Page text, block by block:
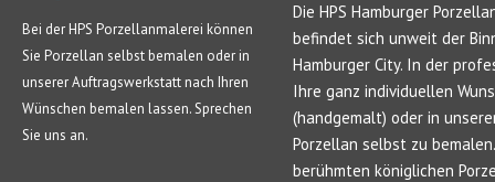
Bei der HPS Porzellanmalerei können
Sie Porzellan selbst bemalen oder in
unserer Auftragswerkstatt nach Ihren
Wünschen bemalen lassen. Sprechen
Sie uns an.
Die HPS Hamburger
befindet sich unweit der
Hamburger City. In der
Ihre ganz individuellen
(handgemalt) oder in
Porzellan selbst zu
berühmten königlichen